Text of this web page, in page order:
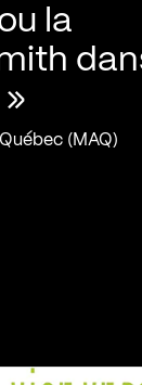
la
(MAQ)